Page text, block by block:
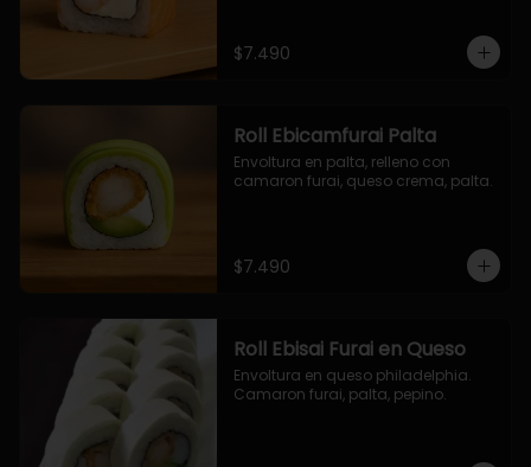
$7.490
Roll Ebicamfurai Palta
Envoltura en palta, relleno con
camaron furai, queso crema, palta.
$7.490
Roll Ebisai Furai en Queso
Envoltura en queso philadelphia.
Camaron furai, palta, pepino.